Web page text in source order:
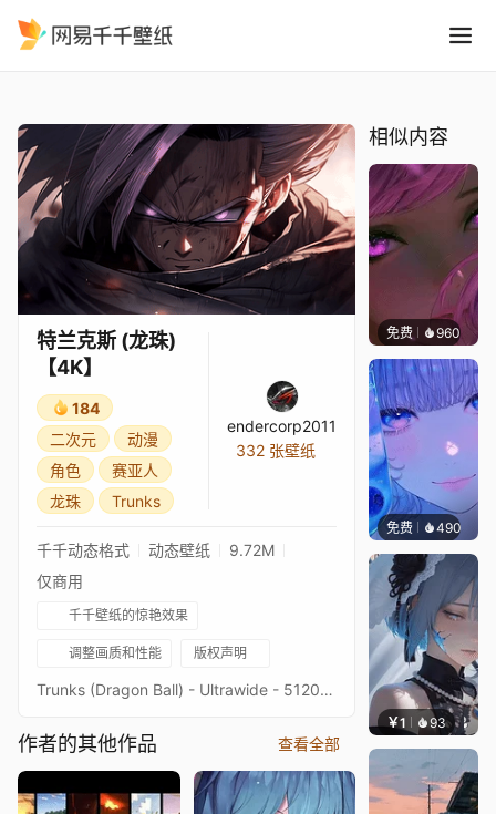
特兰克斯 (龙珠)
【4K】
184
二次元
动漫
角色
赛亚人
龙珠
Trunks
endercorp2011
332 张壁纸
千千动态格式 动态壁纸
9.72M
仅商用
千千壁纸的惊艳效果
调整画质和性能 版权声明
Trunks (Dragon Ball) - Ultrawide - 5120x2160 - 3440x1440Original picture from destinctivArt (deviantart)Image quality is a priority, high-end setup recommendedKeywords : Anime, Manga, Torankusu, Saiyan, Character, 2160p, 4K, HD
作者的其他作品 查看全部
相似内容
免费 960辰东
免费 490辰东
￥1 93 辰东